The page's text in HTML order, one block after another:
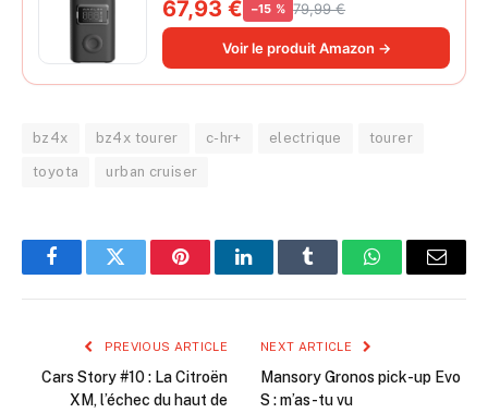
pneus, 45s gonflage rapide, batterie
longue durée, avec éclairage, grand
cylindre à air 27 mm
67,93 € −15 % 79,99 €
Voir le produit Amazon →
bz4x bz4x tourer c-hr+ electrique tourer
toyota urban cruiser
FacebookTwitter PinterestLinkedInTumblr WhatsAppEmail
PREVIOUS ARTICLE
Cars Story #10 : La Citroën
XM, l’échec du haut de
NEXT ARTICLE
Mansory Gronos pick-up Evo
S : m’as-tu vu